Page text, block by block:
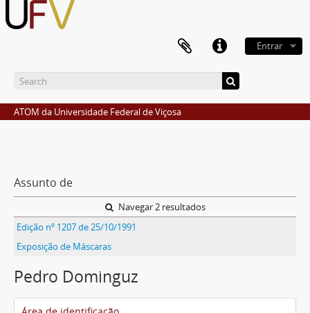
Entrar
ATOM da Universidade Federal de Viçosa
Assunto de
Navegar 2 resultados
Edição nº 1207 de 25/10/1991
Exposição de Máscaras
Pedro Dominguz